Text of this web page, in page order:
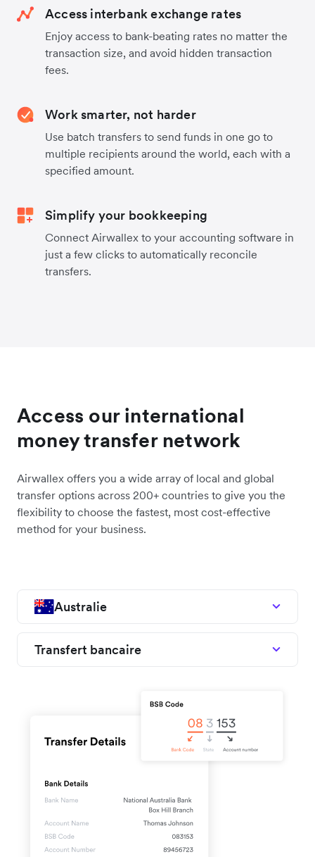
Access interbank exchange rates
Enjoy access to bank-beating rates no matter the
transaction size, and avoid hidden transaction
fees.
Work smarter, not harder
Use batch transfers to send funds in one go to
multiple recipients around the world, each with a
specified amount.
Simplify your bookkeeping
Connect Airwallex to your accounting software in
just a few clicks to automatically reconcile
transfers.
Access our international
money transfer network
Airwallex offers you a wide array of local and global
transfer options across 200+ countries to give you the
flexibility to choose the fastest, most cost-effective
method for your business.
Australie
Transfert bancaire